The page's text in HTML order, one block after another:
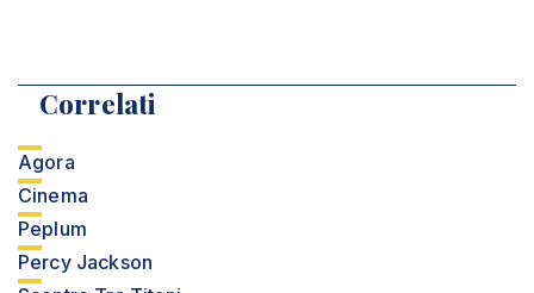
Correlati
Agora
Cinema
Peplum
Percy Jackson